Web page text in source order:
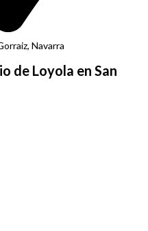
Navarra
de Loyola en San